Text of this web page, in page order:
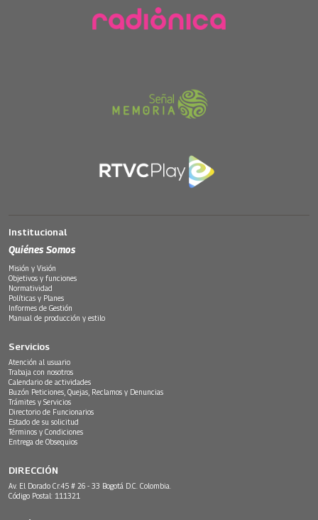
Institucional
Quiénes Somos
Misión y Visión
Objetivos y funciones
Normatividad
Políticas y Planes
Informes de Gestión
Manual de producción y estilo
Servicios
Atención al usuario
Trabaja con nosotros
Calendario de actividades
Buzón Peticiones, Quejas, Reclamos y Denuncias
Trámites y Servicios
Directorio de Funcionarios
Estado de su solicitud
Términos y Condiciones
Entrega de Obsequios
DIRECCIÓN
Av. El Dorado Cr.45 # 26 - 33 Bogotá D.C. Colombia.
Código Postal: 111321